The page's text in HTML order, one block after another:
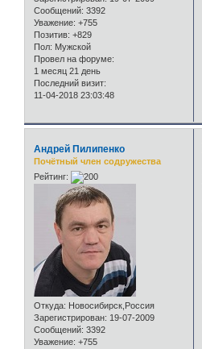
Сообщений: 3392
Уважение: +755
Позитив: +829
Пол: Мужской
Провел на форуме:
1 месяц 21 день
Последний визит:
11-04-2018 23:03:48
Андрей Пилипенко
Почётный член содружества
Рейтинг:
Откуда: Новосибирск,Россия
Зарегистрирован: 19-07-2009
Сообщений: 3392
Уважение: +755